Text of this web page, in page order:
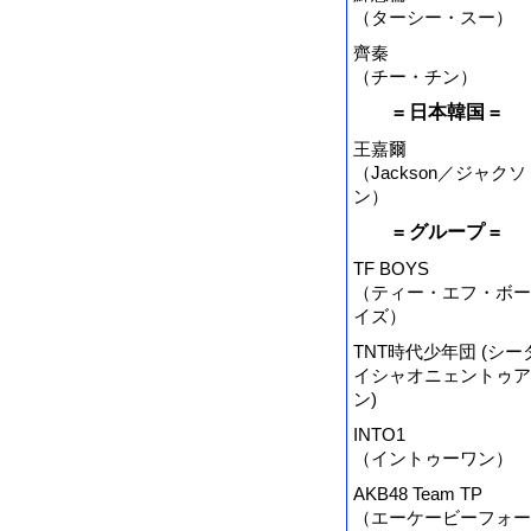
（ターシー・スー）
齊秦
（チー・チン）
= 日本韓国 =
王嘉爾
（Jackson／ジャクソ
ン）
= グループ =
TF BOYS
（ティー・エフ・ボー
イズ）
TNT時代少年団 (シー
イシャオニェントゥア
ン)
INTO1
（イントゥーワン）
AKB48 Team TP
（エーケービーフォー